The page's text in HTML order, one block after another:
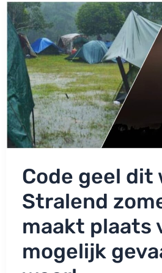
naar
heel
Nederland!
Code geel dit
Stralend
maakt plaats
mogelijk